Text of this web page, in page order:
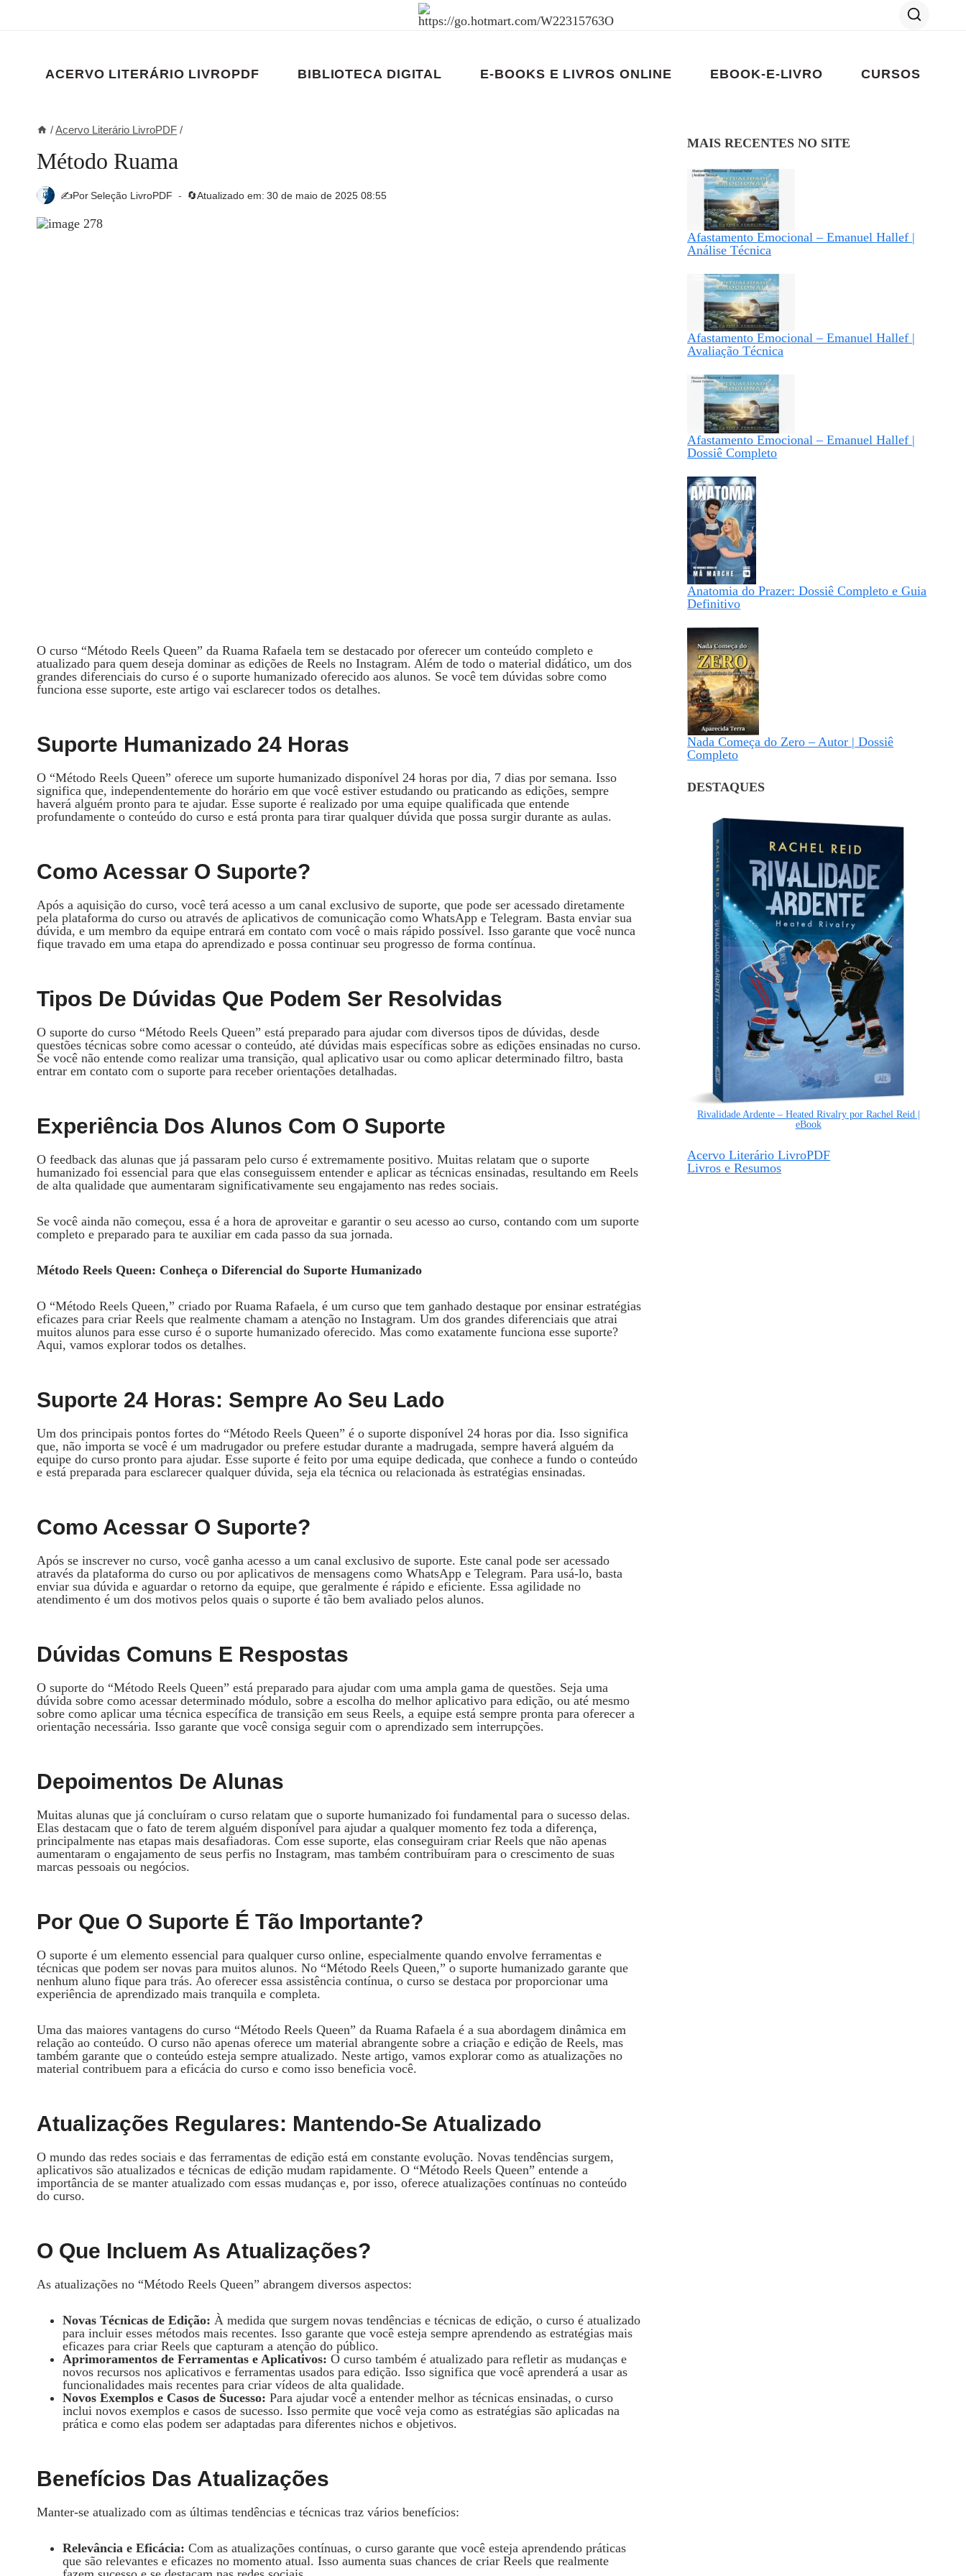
ACERVO LITERÁRIO LIVROPDF BIBLIOTECA DIGITAL E-BOOKS E LIVROS ONLINE EBOOK-E-LIVRO CURSOS
/Acervo Literário LivroPDF /
Método Ruama
✍️PorSeleção LivroPDF 🔄Atualizado em: 30 de maio de 2025 08:55
O curso “Método Reels Queen” da Ruama Rafaela tem se destacado por oferecer um conteúdo completo e
atualizado para quem deseja dominar as edições de Reels no Instagram. Além de todo o material didático, um dos
grandes diferenciais do curso é o suporte humanizado oferecido aos alunos. Se você tem dúvidas sobre como
funciona esse suporte, este artigo vai esclarecer todos os detalhes.
Suporte Humanizado 24 Horas
O “Método Reels Queen” oferece um suporte humanizado disponível 24 horas por dia, 7 dias por semana. Isso
significa que, independentemente do horário em que você estiver estudando ou praticando as edições, sempre
haverá alguém pronto para te ajudar. Esse suporte é realizado por uma equipe qualificada que entende
profundamente o conteúdo do curso e está pronta para tirar qualquer dúvida que possa surgir durante as aulas.
Como Acessar O Suporte?
Após a aquisição do curso, você terá acesso a um canal exclusivo de suporte, que pode ser acessado diretamente
pela plataforma do curso ou através de aplicativos de comunicação como WhatsApp e Telegram. Basta enviar sua
dúvida, e um membro da equipe entrará em contato com você o mais rápido possível. Isso garante que você nunca
fique travado em uma etapa do aprendizado e possa continuar seu progresso de forma contínua.
Tipos De Dúvidas Que Podem Ser Resolvidas
O suporte do curso “Método Reels Queen” está preparado para ajudar com diversos tipos de dúvidas, desde
questões técnicas sobre como acessar o conteúdo, até dúvidas mais específicas sobre as edições ensinadas no curso.
Se você não entende como realizar uma transição, qual aplicativo usar ou como aplicar determinado filtro, basta
entrar em contato com o suporte para receber orientações detalhadas.
Experiência Dos Alunos Com O Suporte
O feedback das alunas que já passaram pelo curso é extremamente positivo. Muitas relatam que o suporte
humanizado foi essencial para que elas conseguissem entender e aplicar as técnicas ensinadas, resultando em Reels
de alta qualidade que aumentaram significativamente seu engajamento nas redes sociais.
Se você ainda não começou, essa é a hora de aproveitar e garantir o seu acesso ao curso, contando com um suporte
completo e preparado para te auxiliar em cada passo da sua jornada.
Método Reels Queen: Conheça o Diferencial do Suporte Humanizado
O “Método Reels Queen,” criado por Ruama Rafaela, é um curso que tem ganhado destaque por ensinar estratégias
eficazes para criar Reels que realmente chamam a atenção no Instagram. Um dos grandes diferenciais que atrai
muitos alunos para esse curso é o suporte humanizado oferecido. Mas como exatamente funciona esse suporte?
Aqui, vamos explorar todos os detalhes.
Suporte 24 Horas: Sempre Ao Seu Lado
Um dos principais pontos fortes do “Método Reels Queen” é o suporte disponível 24 horas por dia. Isso significa
que, não importa se você é um madrugador ou prefere estudar durante a madrugada, sempre haverá alguém da
equipe do curso pronto para ajudar. Esse suporte é feito por uma equipe dedicada, que conhece a fundo o conteúdo
e está preparada para esclarecer qualquer dúvida, seja ela técnica ou relacionada às estratégias ensinadas.
Como Acessar O Suporte?
Após se inscrever no curso, você ganha acesso a um canal exclusivo de suporte. Este canal pode ser acessado
através da plataforma do curso ou por aplicativos de mensagens como WhatsApp e Telegram. Para usá-lo, basta
enviar sua dúvida e aguardar o retorno da equipe, que geralmente é rápido e eficiente. Essa agilidade no
atendimento é um dos motivos pelos quais o suporte é tão bem avaliado pelos alunos.
Dúvidas Comuns E Respostas
O suporte do “Método Reels Queen” está preparado para ajudar com uma ampla gama de questões. Seja uma
dúvida sobre como acessar determinado módulo, sobre a escolha do melhor aplicativo para edição, ou até mesmo
sobre como aplicar uma técnica específica de transição em seus Reels, a equipe está sempre pronta para oferecer a
orientação necessária. Isso garante que você consiga seguir com o aprendizado sem interrupções.
Depoimentos De Alunas
Muitas alunas que já concluíram o curso relatam que o suporte humanizado foi fundamental para o sucesso delas.
Elas destacam que o fato de terem alguém disponível para ajudar a qualquer momento fez toda a diferença,
principalmente nas etapas mais desafiadoras. Com esse suporte, elas conseguiram criar Reels que não apenas
aumentaram o engajamento de seus perfis no Instagram, mas também contribuíram para o crescimento de suas
marcas pessoais ou negócios.
Por Que O Suporte É Tão Importante?
O suporte é um elemento essencial para qualquer curso online, especialmente quando envolve ferramentas e
técnicas que podem ser novas para muitos alunos. No “Método Reels Queen,” o suporte humanizado garante que
nenhum aluno fique para trás. Ao oferecer essa assistência contínua, o curso se destaca por proporcionar uma
experiência de aprendizado mais tranquila e completa.
Uma das maiores vantagens do curso “Método Reels Queen” da Ruama Rafaela é a sua abordagem dinâmica em
relação ao conteúdo. O curso não apenas oferece um material abrangente sobre a criação e edição de Reels, mas
também garante que o conteúdo esteja sempre atualizado. Neste artigo, vamos explorar como as atualizações no
material contribuem para a eficácia do curso e como isso beneficia você.
Atualizações Regulares: Mantendo-Se Atualizado
O mundo das redes sociais e das ferramentas de edição está em constante evolução. Novas tendências surgem,
aplicativos são atualizados e técnicas de edição mudam rapidamente. O “Método Reels Queen” entende a
importância de se manter atualizado com essas mudanças e, por isso, oferece atualizações contínuas no conteúdo
do curso.
O Que Incluem As Atualizações?
As atualizações no “Método Reels Queen” abrangem diversos aspectos:
Novas Técnicas de Edição: À medida que surgem novas tendências e técnicas de edição, o curso é atualizado
para incluir esses métodos mais recentes. Isso garante que você esteja sempre aprendendo as estratégias mais
eficazes para criar Reels que capturam a atenção do público.
Aprimoramentos de Ferramentas e Aplicativos: O curso também é atualizado para refletir as mudanças e
novos recursos nos aplicativos e ferramentas usados para edição. Isso significa que você aprenderá a usar as
funcionalidades mais recentes para criar vídeos de alta qualidade.
Novos Exemplos e Casos de Sucesso: Para ajudar você a entender melhor as técnicas ensinadas, o curso
inclui novos exemplos e casos de sucesso. Isso permite que você veja como as estratégias são aplicadas na
prática e como elas podem ser adaptadas para diferentes nichos e objetivos.
Benefícios Das Atualizações
Manter-se atualizado com as últimas tendências e técnicas traz vários benefícios:
Relevância e Eficácia: Com as atualizações contínuas, o curso garante que você esteja aprendendo práticas
que são relevantes e eficazes no momento atual. Isso aumenta suas chances de criar Reels que realmente
MAIS RECENTES NO SITE
Afastamento Emocional – Emanuel Hallef |
Análise Técnica
Afastamento Emocional – Emanuel Hallef |
Avaliação Técnica
Afastamento Emocional – Emanuel Hallef |
Dossiê Completo
Anatomia do Prazer: Dossiê Completo e Guia
Definitivo
Nada Começa do Zero – Autor | Dossiê
Completo
DESTAQUES
Rivalidade Ardente – Heated Rivalry por Rachel Reid |
eBook
Acervo Literário LivroPDF
Livros e Resumos